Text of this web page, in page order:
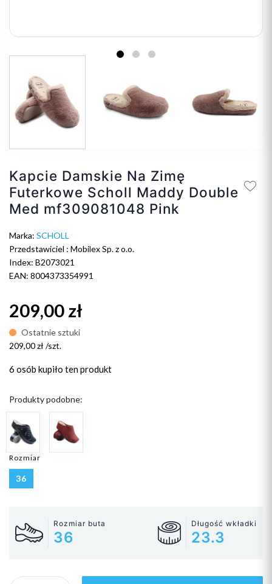
Kapcie Damskie Na Zimę
Futerkowe Scholl Maddy Double
Med mf309081048 Pink
Marka: SCHOLL
Przedstawiciel : Mobilex Sp. z o.o.
Index: B2073021
EAN: 8004373354991
209,00 zł
Ostatnie sztuki
209,00 zł /szt.
6 osób kupiło ten produkt
Produkty podobne:
Rozmiar
36
Rozmiar buta
36
Długość wkładki
23.3